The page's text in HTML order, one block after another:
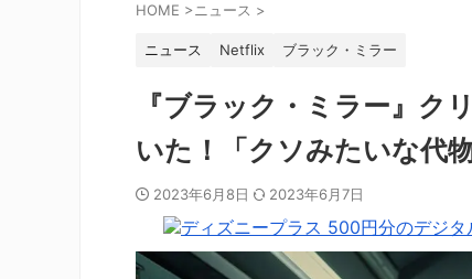
HOME >ニュース >
ニュース Netflix ブラック・ミラー
『ブラック・ミラー』ク
いた！「クソみたいな代物
2023年6月8日 2023年6月7日